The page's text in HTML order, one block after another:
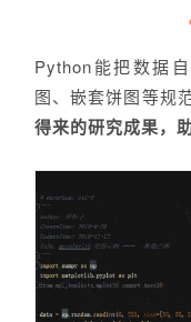
Python能把数据
图、嵌套饼图等规
得来的研究成果，